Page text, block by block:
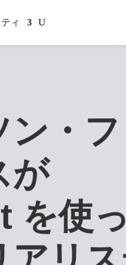
ィ
ン・フ
が
を使